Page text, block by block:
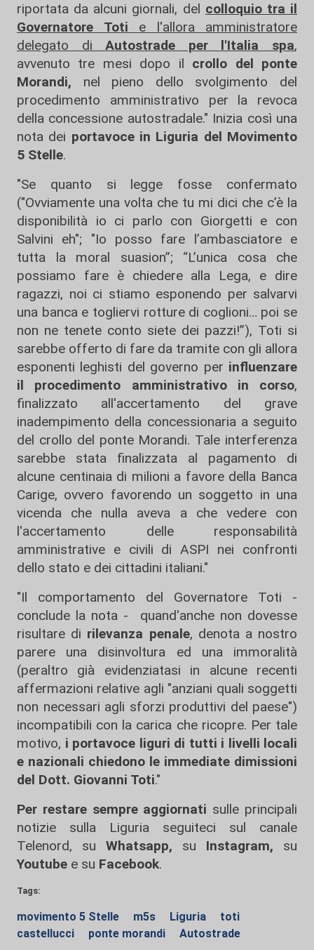
riportata da alcuni giornali, del colloquio tra il
Governatore Toti e l'allora amministratore
delegato diAutostrade per l'Italia spa,
avvenuto tre mesi dopo il crollo del ponte
Morandi, nel pieno dello svolgimento del
procedimento amministrativo per la revoca
della concessione autostradale." Inizia così una
nota dei portavoce in Liguria del Movimento
5 Stelle.
"Se quanto si legge fosse confermato
("Ovviamente una volta che tu mi dici che c’è la
disponibilità io ci parlo con Giorgetti e con
Salvini eh"; "Io posso fare l’ambasciatore e
tutta la moral suasion”; “L’unica cosa che
possiamo fare è chiedere alla Lega, e dire
ragazzi, noi ci stiamo esponendo per salvarvi
una banca e togliervi rotture di coglioni… poi se
non ne tenete conto siete dei pazzi!”), Toti si
sarebbe offerto di fare da tramite con gli allora
esponenti leghisti del governo per influenzare
il procedimento amministrativo in corso,
finalizzato all'accertamento del grave
inadempimento della concessionaria a seguito
del crollo del ponte Morandi. Tale interferenza
sarebbe stata finalizzata al pagamento di
alcune centinaia di milioni a favore della Banca
Carige, ovvero favorendo un soggetto in una
vicenda che nulla aveva a che vedere con
l'accertamento delle responsabilità
amministrative e civili di ASPI nei confronti
dello stato e dei cittadini italiani."
"Il comportamento del Governatore Toti -
conclude la nota - quand'anche non dovesse
risultare di rilevanza penale, denota a nostro
parere una disinvoltura ed una immoralità
(peraltro già evidenziatasi in alcune recenti
affermazioni relative agli "anziani quali soggetti
non necessari agli sforzi produttivi del paese")
incompatibili con la carica che ricopre. Per tale
motivo, i portavoce liguri di tutti i livelli locali
e nazionali chiedono le immediate dimissioni
del Dott. Giovanni Toti."
Per restare sempre aggiornati sulle principali
notizie sulla Liguria seguiteci sul canale
Telenord, su
Whatsapp, su Instagram, su
Youtube e su Facebook.
Tags:
movimento 5 Stelle m5s Liguria
toti
castellucci
ponte morandi Autostrade